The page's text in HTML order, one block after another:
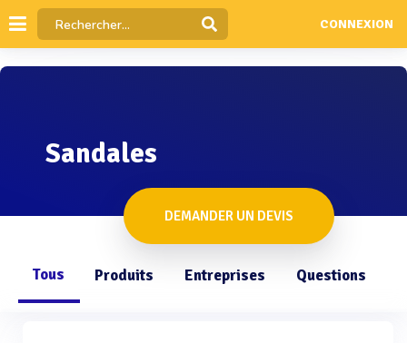
CONNEXION
Sandales
DEMANDER UN DEVIS
Tous Produits Entreprises Questions